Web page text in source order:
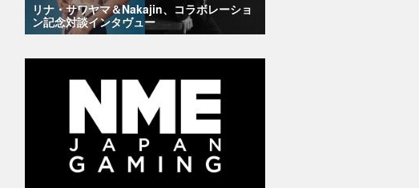
リナ・サワヤマ＆Nakajin、コラボレーショ
ン記念対談インタヴュー